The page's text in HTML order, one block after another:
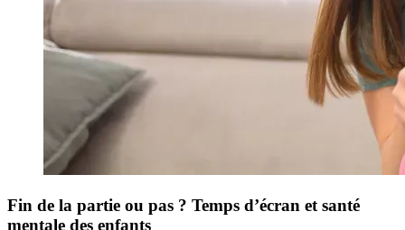
Fin de la partie ou pas ? Temps d’écran et santé
mentale des enfants